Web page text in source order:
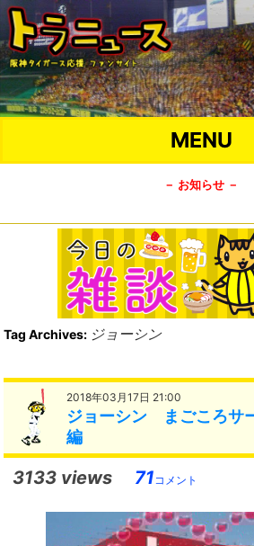
MENU
－ お知らせ －
Tag Archives: ジョーシン
2018年03月17日 21:00
ジョーシン まごころサ
編
3133 views 71コメント